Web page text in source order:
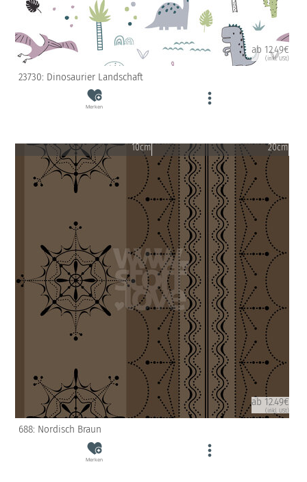
ab 12.49€
(inkl. USt)
23730: Dinosaurier Landschaft
Merken
10cm 20cm
ab 12.49€
(inkl. USt)
688: Nordisch Braun
Merken